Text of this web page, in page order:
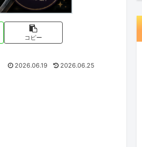
コピー
2026.06.19 2026.06.25